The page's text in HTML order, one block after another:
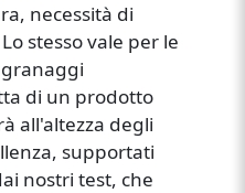
necessità di
stesso vale per le
di un prodotto
all'altezza degli
supportati
nostri test, che